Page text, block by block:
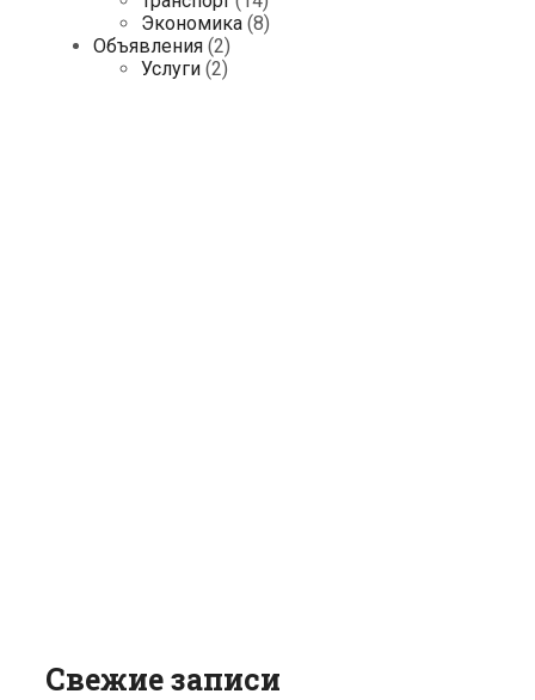
Экономика (8)
Объявления (2)
Услуги (2)
Свежие записи